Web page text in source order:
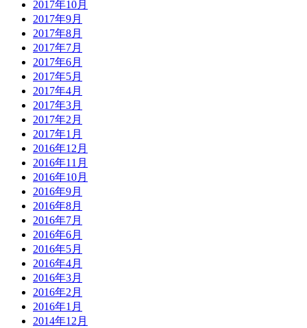
2017年10月
2017年9月
2017年8月
2017年7月
2017年6月
2017年5月
2017年4月
2017年3月
2017年2月
2017年1月
2016年12月
2016年11月
2016年10月
2016年9月
2016年8月
2016年7月
2016年6月
2016年5月
2016年4月
2016年3月
2016年2月
2016年1月
2014年12月